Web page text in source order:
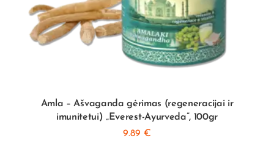
Amla – Ašvaganda gėrimas (regeneracijai ir
imunitetui) „Everest-Ayurveda”, 100gr
9.89 €